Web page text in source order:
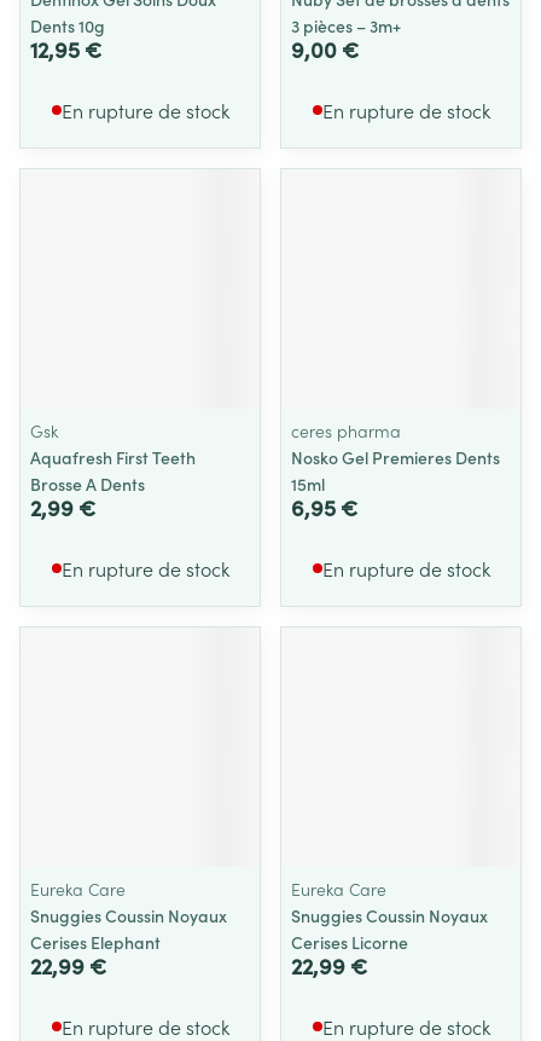
Dents 10g
12,95 €
En rupture de stock
3 pièces – 3m+
9,00 €
En rupture de stock
Gsk
Aquafresh First Teeth
Brosse A Dents
2,99 €
En rupture de stock
ceres pharma
Nosko Gel Premieres Dents
15ml
6,95 €
En rupture de stock
Eureka Care
Snuggies Coussin Noyaux
Cerises Elephant
22,99 €
En rupture de stock
Eureka Care
Snuggies Coussin Noyaux
Cerises Licorne
22,99 €
En rupture de stock